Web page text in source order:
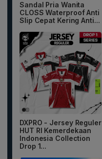
Sandal Pria Wanita
CLOSS Waterproof Anti
Slip Cepat Kering Anti...
DXPRO - Jersey Reguler
HUT RI Kemerdekaan
Indonesia Collection
Drop 1...